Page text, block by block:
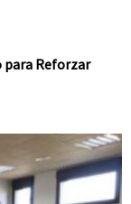
para Reforzar